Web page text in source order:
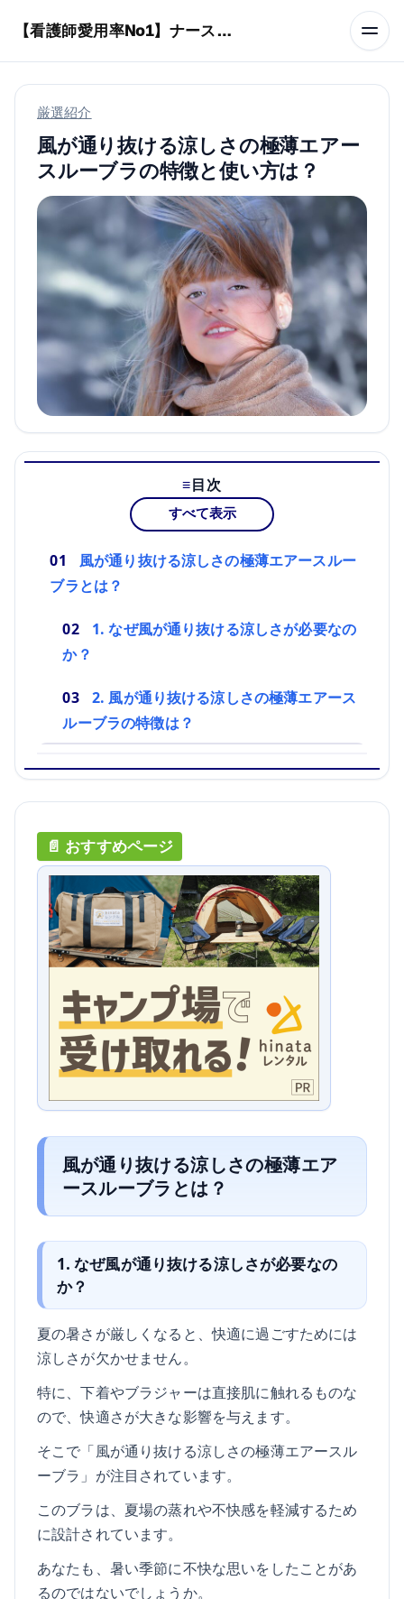
【看護師愛用率No1】ナースリーで人気の商品はコレ
厳選紹介
風が通り抜ける涼しさの極薄エアー
スルーブラの特徴と使い方は？
目次
すべて表示
風が通り抜ける涼しさの極薄エアースルー
ブラとは？
1. なぜ風が通り抜ける涼しさが必要なの
か？
2. 風が通り抜ける涼しさの極薄エアース
ルーブラの特徴は？
風が通り抜ける涼しさの極薄エア
ースルーブラとは？
1. なぜ風が通り抜ける涼しさが必要なの
か？
夏の暑さが厳しくなると、快適に過ごすためには
涼しさが欠かせません。
特に、下着やブラジャーは直接肌に触れるものな
ので、快適さが大きな影響を与えます。
そこで「風が通り抜ける涼しさの極薄エアースル
ーブラ」が注目されています。
このブラは、夏場の蒸れや不快感を軽減するため
に設計されています。
あなたも、暑い季節に不快な思いをしたことがあ
るのではないでしょうか。